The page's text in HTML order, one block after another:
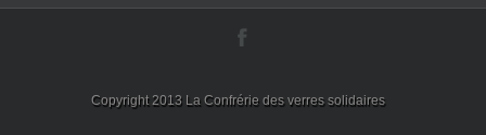
Copyright 2013 La Confrérie des verres solidaires